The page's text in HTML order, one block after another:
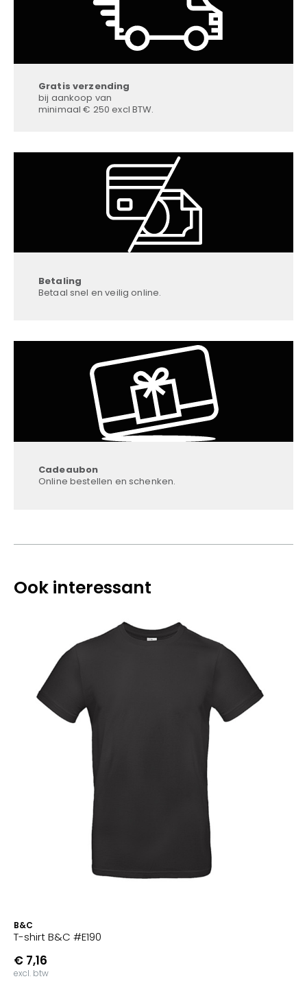
Gratis verzending
bij aankoop van
minimaal € 250 excl BTW.
Betaling
Betaal snel en veilig online.
Cadeaubon
Online bestellen en schenken.
Ook interessant
B&C
T-shirt B&C #E190
€ 7,16
excl. btw